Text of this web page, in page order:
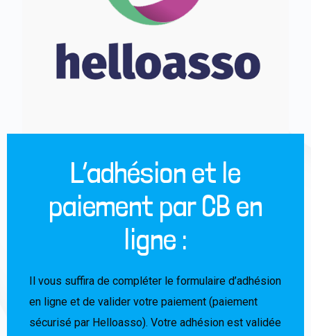
L’adhésion et le
paiement par CB en
ligne :
Il vous suffira de compléter le formulaire d’adhésion
en ligne et de valider votre paiement (paiement
sécurisé par Helloasso). Votre adhésion est validée